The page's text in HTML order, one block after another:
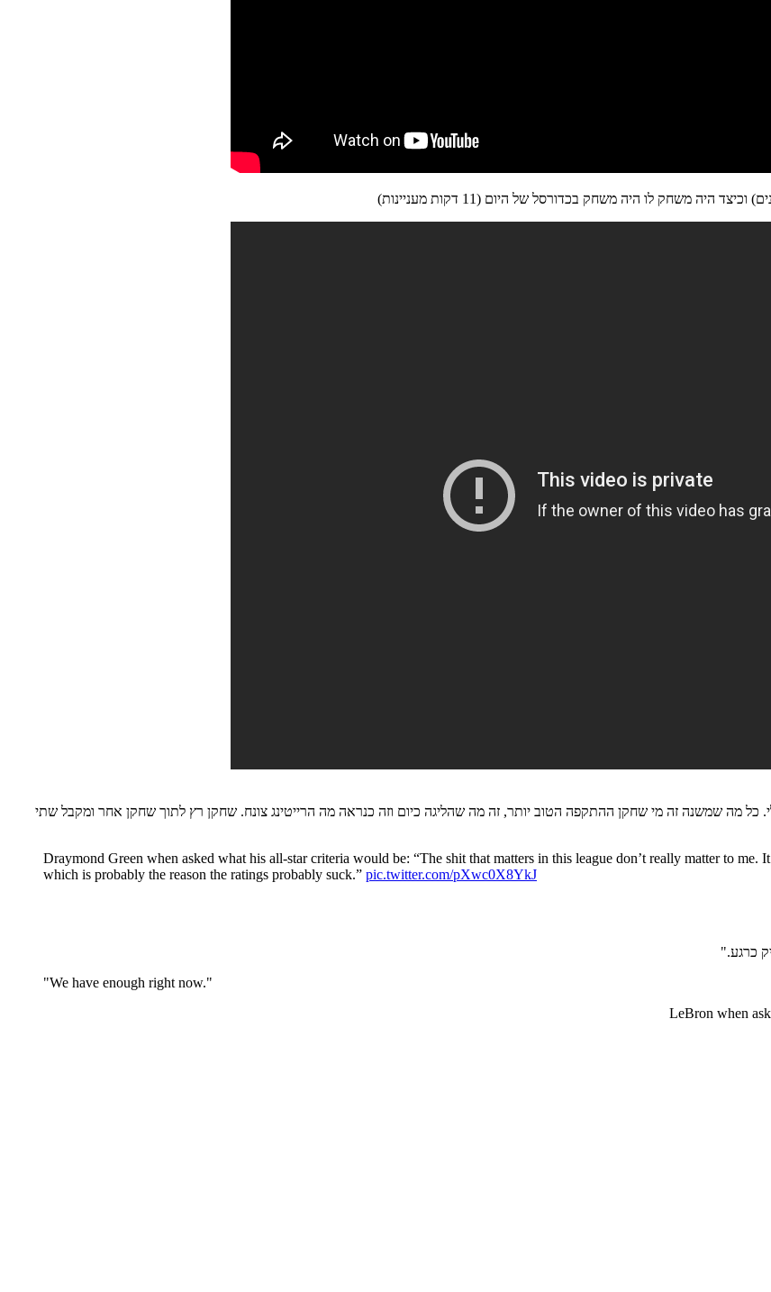
וכיצד היה משחק לו היה משחק בכדורסל של היום (11 דקות מעניינות)
כל מה שמשנה זה מי שחקן ההתקפה הטוב יותר, זה מה שהליגה כיום וזה כנראה מה הרייטינג צונח. שחקן רץ לתוך שחקן אחר ומקבל שתי
Draymond Green when asked what his all-star criteria would be: “The shit that matters in this league don’t really matter to me.
which is probably the reason the ratings probably suck.” pic.twitter.com/pXwc0X8YkJ
כרגע."
"We have enough right now."
LeBron when